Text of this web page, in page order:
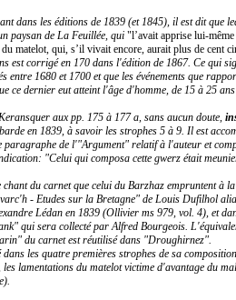
dans les éditions de 1839 (et 1845), il est dit que
paysan de La Feuillée, qui "l’avait apprise lui-même
matelot, qui, s’il vivait encore, aurait plus de cent
est corrigé en 170 dans l'édition de 1867. Ce qui
entre 1680 et 1700 et que les événements que
ce dernier eut atteint l'âge d'homme, de 15 à 25
aux pp. 175 à 177 a, sans aucun doute,
en 1839, à savoir les strophes 5 à 9. Il est
paragraphe de l'"Argument" relatif à l'auteur et
"Celui qui composa cette gwerz était
du carnet que celui du Barzhaz empruntent à
- Etudes sur la Bretagne" de Louis Dufilhol
Lédan en 1839 (Ollivier ms 979, vol. 4), et
qui sera collecté par Alfred Bourgeois.
du carnet est réutilisé dans "Droughirnez".
les quatre premières strophes de sa
lamentations du matelot victime d'avantage du